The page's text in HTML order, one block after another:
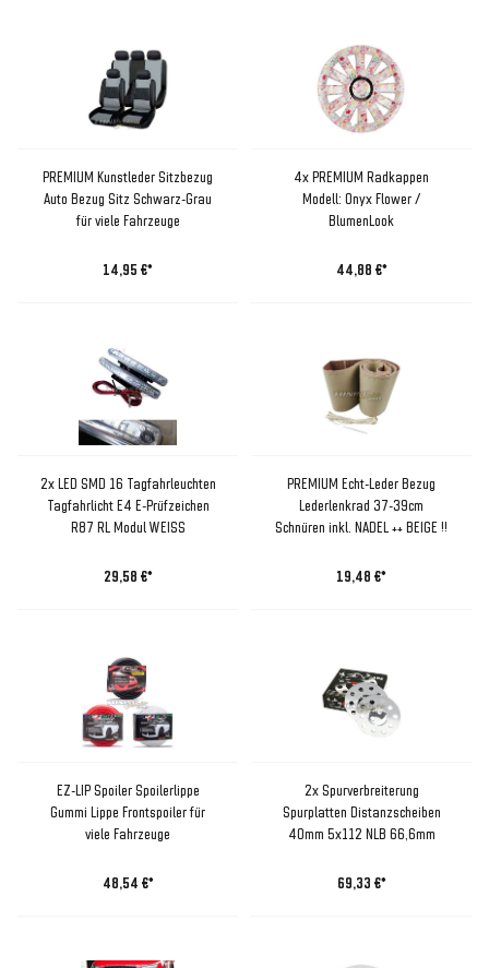
PREMIUM Kunstleder Sitzbezug
Auto Bezug Sitz Schwarz-Grau
für viele Fahrzeuge
14,95 €*
4x PREMIUM Radkappen
Modell: Onyx Flower /
BlumenLook
44,88 €*
2x LED SMD 16 Tagfahrleuchten
Tagfahrlicht E4 E-Prüfzeichen
R87 RL Modul WEISS
29,58 €*
PREMIUM Echt-Leder Bezug
Lederlenkrad 37-39cm
Schnüren inkl. NADEL ++ BEIGE !!
19,48 €*
EZ-LIP Spoiler Spoilerlippe
Gummi Lippe Frontspoiler für
viele Fahrzeuge
48,54 €*
2x Spurverbreiterung
Spurplatten Distanzscheiben
40mm 5x112 NLB 66,6mm
69,33 €*